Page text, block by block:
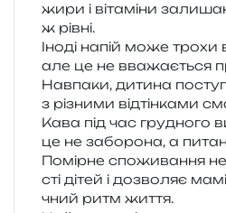
жири і віта­мі­ни
ж рівні.
Іноді напій може
але це не вва­жа­є­ться
Навпаки, дити­на
з різни­ми від­тін­ка­ми
Кава під час гру­дно­го
це не забо­ро­на, а
Помірне спо­жи­ва­н­ня
сті дітей і дозво­ляє
чний ритм життя.